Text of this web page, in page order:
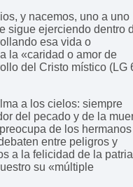
y nacemos, uno a uno
sigue ejerciendo dentro
esa vida o
la «caridad o amor de
del Cristo místico (LG
a los cielos: siempre
del pecado y de la
de los
entre peligros y
a la felicidad de la
su «múltiple